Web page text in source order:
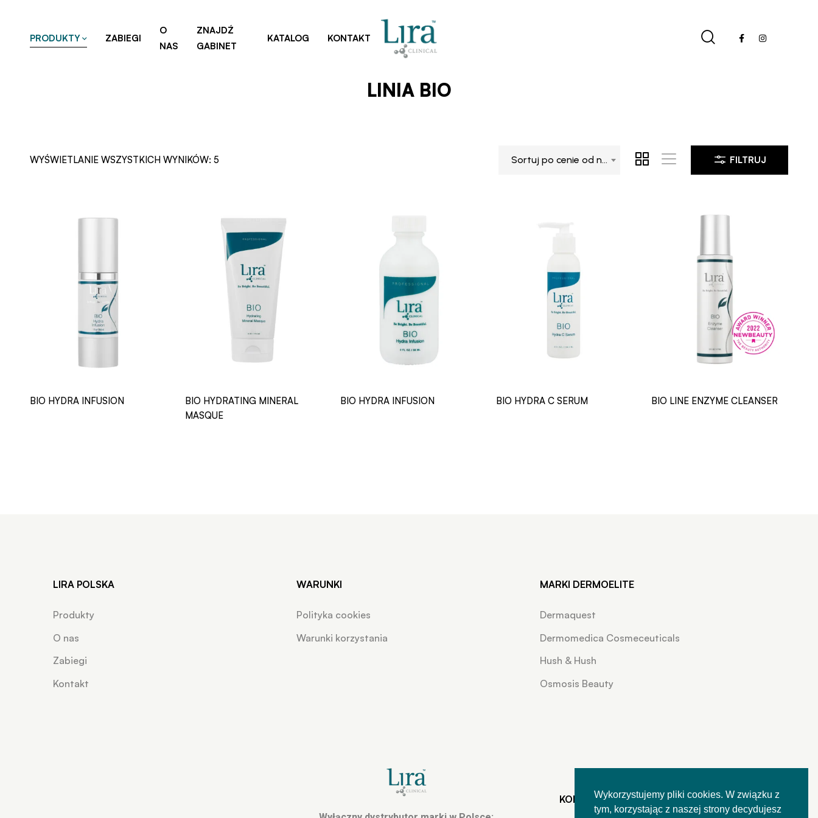
PRODUKTY ZABIEGI
O
NAS
ZNAJDŹ
GABINET
KATALOG KONTAKT
LINIA BIO
WYŚWIETLANIE WSZYSTKICH WYNIKÓW: 5 Sortuj po cenie od najwyższej FILTRUJ
BIO HYDRA INFUSION
BIO HYDRATING MINERAL
MASQUE
BIO HYDRA INFUSION BIO HYDRA C SERUM BIO LINE ENZYME CLEANSER
LIRA POLSKA
Produkty
O nas
Zabiegi
Kontakt
WARUNKI
Polityka cookies
Warunki korzystania
MARKI DERMOELITE
Dermaquest
Dermomedica Cosmeceuticals
Hush & Hush
Osmosis Beauty
KONTAKTWykorzystujemy pliki cookies. W związku z
tym, korzystając z naszej strony decydujesz